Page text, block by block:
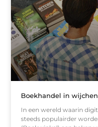
Boekhandel in
In een wereld waarin
steeds populairder